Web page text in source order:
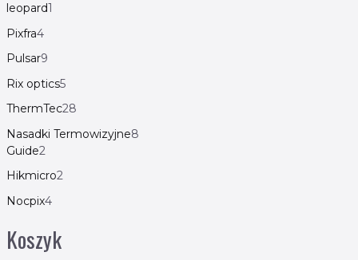
leopard1
Pixfra4
Pulsar9
Rix optics5
ThermTec28
Nasadki Termowizyjne8
Guide2
Hikmicro2
Nocpix4
Koszyk